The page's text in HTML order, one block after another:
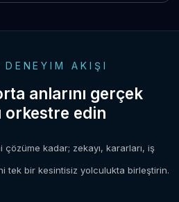
DENEYIM AKIŞI
anlarını gerçek
orkestre edin
çözüme kadar; zekayı, kararları, iş
tek bir kesintisiz yolculukta birleştirin.